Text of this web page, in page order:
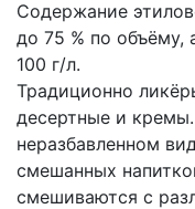
Содержание
до 75 % по
100 г/л.
Традиционно
десертные и
неразбавленном
смешанных
смешиваются с